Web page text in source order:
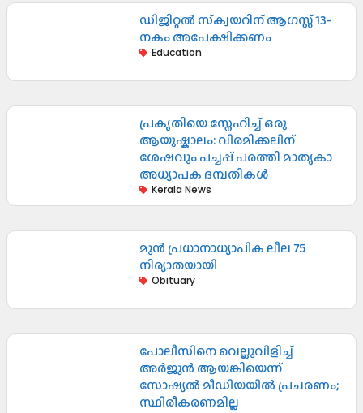
ഡിജിറ്റൽ സ്‌ക്വയറിന് ആഗസ്റ്റ് 13-
നകം അപേക്ഷിക്കണം
Education
പ്രകൃതിയെ സ്നേഹിച്ച് ഒരു
ആയുഷ്കാലം: വിരമിക്കലിന്
ശേഷവും പച്ചപ്പ് പരത്തി മാതൃകാ
അധ്യാപക ദമ്പതികൾ
Kerala News
മുൻ പ്രധാനാധ്യാപിക ലീല 75
നിര്യാതയായി
Obituary
പോലീസിനെ വെല്ലുവിളിച്ച്
അർജുൻ ആയങ്കിയെന്ന്
സോഷ്യൽ മീഡിയയിൽ പ്രചരണം;
സ്ഥിരീകരണമില്ല